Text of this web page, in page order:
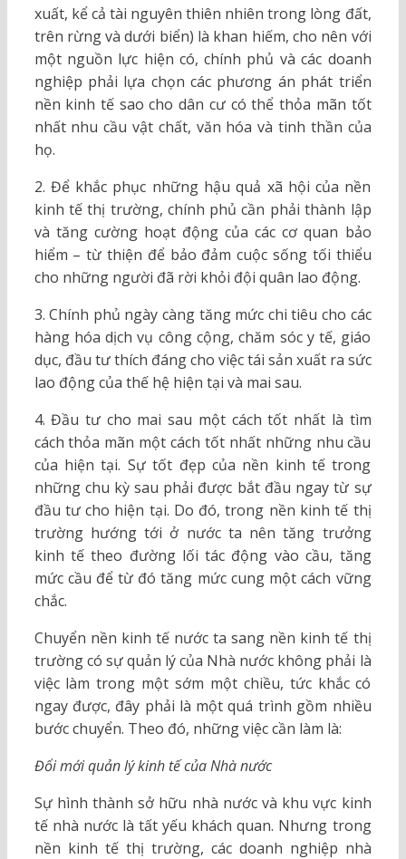
xuất, kể cả tài nguyên thiên nhiên trong lòng đất,
trên rừng và dưới biển) là khan hiếm, cho nên với
một nguồn lực hiện có, chính phủ và các doanh
nghiệp phải lựa chọn các phương án phát triển
nền kinh tế sao cho dân cư có thể thỏa mãn tốt
nhất nhu cầu vật chất, văn hóa và tinh thần của
họ.
2. Để khắc phục những hậu quả xã hội của nền
kinh tế thị trường, chính phủ cần phải thành lập
và tăng cường hoạt động của các cơ quan bảo
hiểm – từ thiện để bảo đảm cuộc sống tối thiểu
cho những người đã rời khỏi đội quân lao động.
3. Chính phủ ngày càng tăng mức chi tiêu cho các
hàng hóa dịch vụ công cộng, chăm sóc y tế, giáo
dục, đầu tư thích đáng cho việc tái sản xuất ra sức
lao động của thế hệ hiện tại và mai sau.
4. Đầu tư cho mai sau một cách tốt nhất là tìm
cách thỏa mãn một cách tốt nhất những nhu cầu
của hiện tại. Sự tốt đẹp của nền kinh tế trong
những chu kỳ sau phải được bắt đầu ngay từ sự
đầu tư cho hiện tại. Do đó, trong nền kinh tế thị
trường hướng tới ở nước ta nên tăng trưởng
kinh tế theo đường lối tác động vào cầu, tăng
mức cầu để từ đó tăng mức cung một cách vững
chắc.
Chuyển nền kinh tế nước ta sang nền kinh tế thị
trường có sự quản lý của Nhà nước không phải là
việc làm trong một sớm một chiều, tức khắc có
ngay được, đây phải là một quá trình gồm nhiều
bước chuyển. Theo đó, những việc cần làm là:
Đổi mới quản lý kinh tế của Nhà nước
Sự hình thành sở hữu nhà nước và khu vực kinh
tế nhà nước là tất yếu khách quan. Nhưng trong
nền kinh tế thị trường, các doanh nghiệp nhà